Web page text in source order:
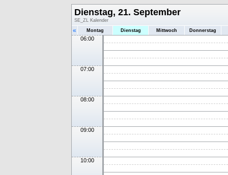
Dienstag, 21. September
SE_ZL Kalender
« Montag Dienstag Mittwoch Donnerstag
06:00
07:00
08:00
09:00
10:00